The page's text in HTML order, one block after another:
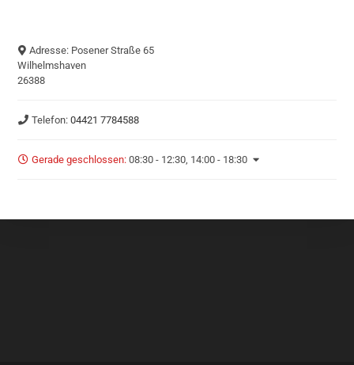
Adresse: Posener Straße 65
Wilhelmshaven
26388
Telefon: 04421 7784588
Gerade geschlossen: 08:30 - 12:30, 14:00 - 18:30